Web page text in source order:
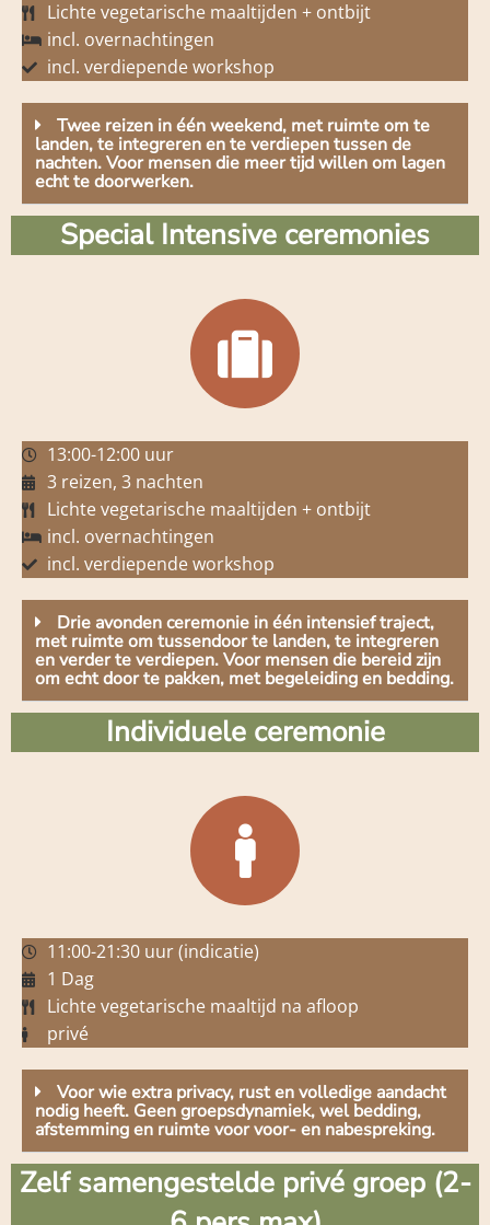
Lichte vegetarische maaltijden + ontbijt
incl. overnachtingen
incl. verdiepende workshop
Twee reizen in één weekend, met ruimte om te
landen, te integreren en te verdiepen tussen de
nachten. Voor mensen die meer tijd willen om lagen
echt te doorwerken.
Special Intensive ceremonies
13:00-12:00 uur
3 reizen, 3 nachten
Lichte vegetarische maaltijden + ontbijt
incl. overnachtingen
incl. verdiepende workshop
Drie avonden ceremonie in één intensief traject,
met ruimte om tussendoor te landen, te integreren
en verder te verdiepen. Voor mensen die bereid zijn
om echt door te pakken, met begeleiding en bedding.
Individuele ceremonie
11:00-21:30 uur (indicatie)
1 Dag
Lichte vegetarische maaltijd na afloop
privé
Voor wie extra privacy, rust en volledige aandacht
nodig heeft. Geen groepsdynamiek, wel bedding,
afstemming en ruimte voor voor- en nabespreking.
Zelf samengestelde privé groep (2-